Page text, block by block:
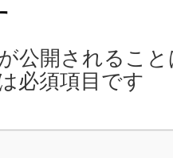
公開されるこ
必須項目です